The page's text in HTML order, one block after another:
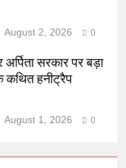
August 2, 2026 0
सरकार पर बड़ा
हनीट्रैप
August 1, 2026 0